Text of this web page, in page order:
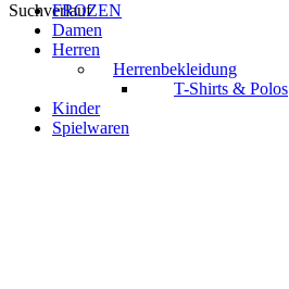
Suchverlauf
FROZEN
Damen
Herren
Herrenbekleidung
T-Shirts & Polos
Kinder
Spielwaren